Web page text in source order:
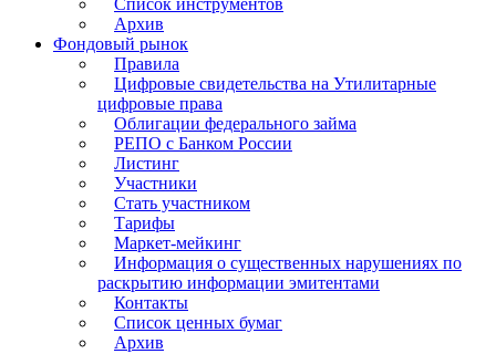
Список инструментов
Архив
Фондовый рынок
Правила
Цифровые свидетельства на Утилитарные
цифровые права
Облигации федерального займа
РЕПО с Банком России
Листинг
Участники
Стать участником
Тарифы
Маркет-мейкинг
Информация о существенных нарушениях по
раскрытию информации эмитентами
Контакты
Список ценных бумаг
Архив